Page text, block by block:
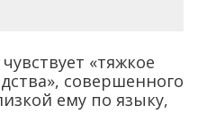
«тяжкое
совершенного
ему по языку,